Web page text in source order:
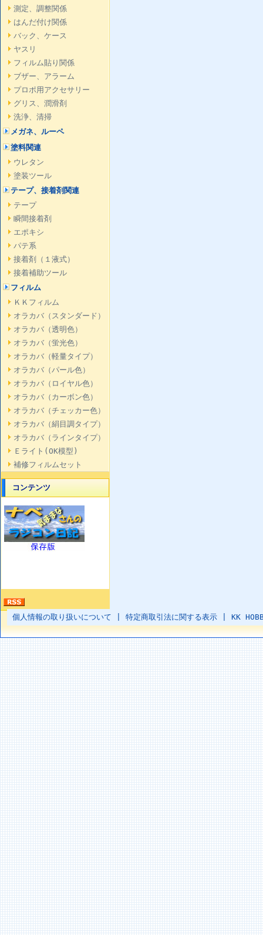
測定、調整関係
はんだ付け関係
バック、ケース
ヤスリ
フィルム貼り関係
ブザー、アラーム
プロポ用アクセサリー
グリス、潤滑剤
洗浄、清掃
メガネ、ルーペ
塗料関連
ウレタン
塗装ツール
テープ、接着剤関連
テープ
瞬間接着剤
エポキシ
パテ系
接着剤（１液式）
接着補助ツール
フィルム
ＫＫフィルム
オラカバ（スタンダード）
オラカバ（透明色）
オラカバ（蛍光色）
オラカバ（軽量タイプ）
オラカバ（パール色）
オラカバ（ロイヤル色）
オラカバ（カーボン色）
オラカバ（チェッカー色）
オラカバ（絹目調タイプ）
オラカバ（ラインタイプ）
Ｅライト(OK模型)
補修フィルムセット
コンテンツ
個人情報の取り扱いについて 特定商取引法に関する表示 KK